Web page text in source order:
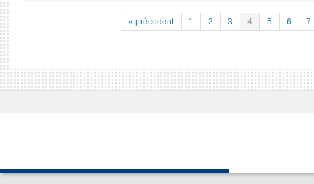
« précedent 1 2 3 4 5 6 7